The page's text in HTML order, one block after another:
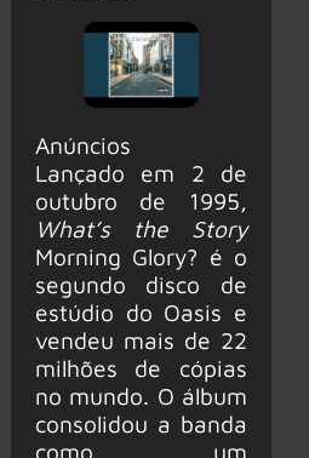
Anúncios
Lançado em 2 de
outubro de 1995,
What’s the Story
Morning Glory? é o
segundo disco de
estúdio do Oasis e
vendeu mais de 22
milhões de cópias
no mundo. O álbum
consolidou a banda
como um